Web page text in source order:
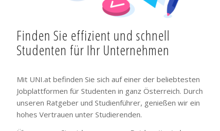
Finden Sie effizient und schnell
Studenten für Ihr Unternehmen
Mit UNI.at befinden Sie sich auf einer der beliebtesten
Jobplattformen für Studenten in ganz Österreich. Durch
unseren Ratgeber und Studienführer, genießen wir ein
hohes Vertrauen unter Studierenden.